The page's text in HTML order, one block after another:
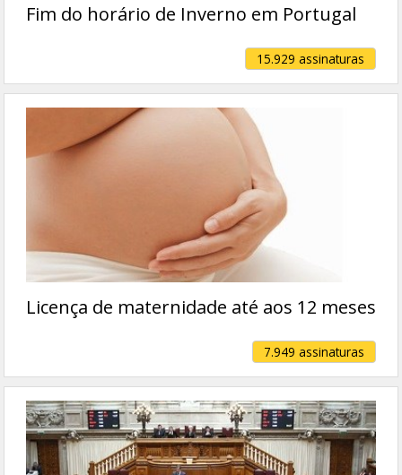
Fim do horário de Inverno em Portugal
15.929 assinaturas
Licença de maternidade até aos 12 meses
7.949 assinaturas